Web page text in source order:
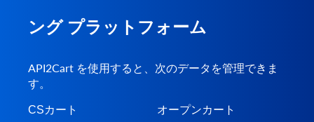
ング プラットフォーム
API2Cart を使用すると、次のデータを管理できま
す。
CSカート
オープンカート